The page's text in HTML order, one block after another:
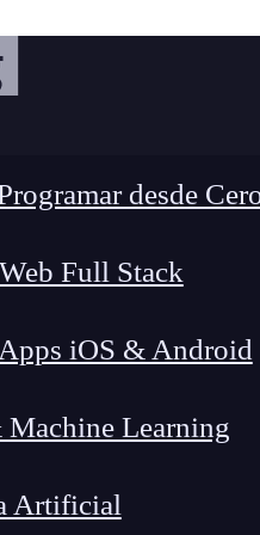
desde
Full Stack
iOS & Android
Learning
Artificial